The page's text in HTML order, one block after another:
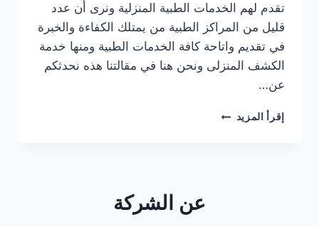
تقدم لهم الخدمات الطبية المنزلية ونرى أن عدد
قليل من المراكز الطبية من يمتلك الكفاءة والخبرة
في تقديم واتاحة كافة الخدمات الطبية ومنها خدمة
الكشف المنزلى ونحن هنا في مقالتنا هذه نحدثكم
عن…
إقرأ المزيد دكتور
عن الشركة